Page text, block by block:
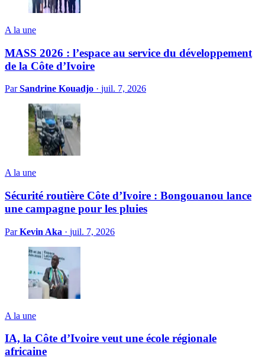
A la une
MASS 2026 : l’espace au service du développement
de la Côte d’Ivoire
ParSandrine Kouadjo · juil. 7, 2026
A la une
Sécurité routière Côte d’Ivoire : Bongouanou lance
une campagne pour les pluies
ParKevin Aka · juil. 7, 2026
A la une
IA, la Côte d’Ivoire veut une école régionale
africaine